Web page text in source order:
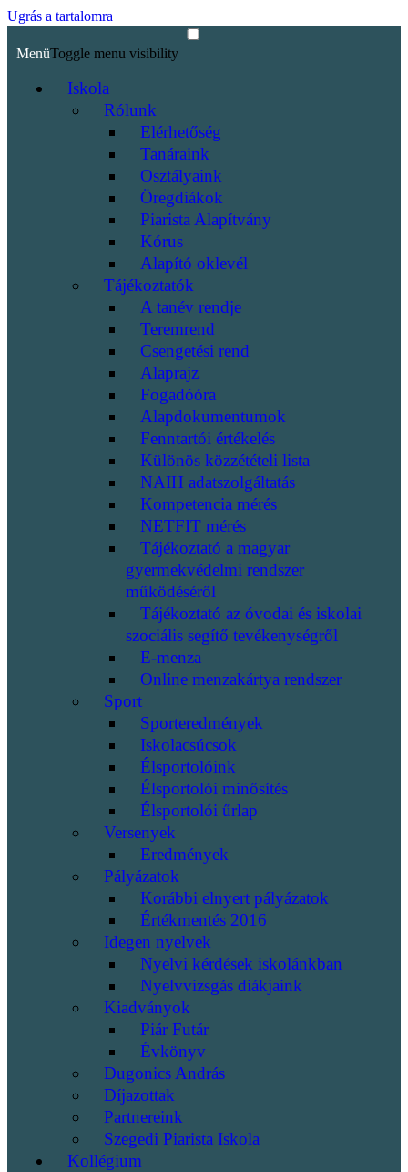
Ugrás a tartalomra
MenüToggle menu visibility
Iskola
Rólunk
Elérhetőség
Tanáraink
Osztályaink
Öregdiákok
Piarista Alapítvány
Kórus
Alapító oklevél
Tájékoztatók
A tanév rendje
Teremrend
Csengetési rend
Alaprajz
Fogadóóra
Alapdokumentumok
Fenntartói értékelés
Különös közzétételi lista
NAIH adatszolgáltatás
Kompetencia mérés
NETFIT mérés
Tájékoztató a magyar
gyermekvédelmi rendszer
működéséről
Tájékoztató az óvodai és iskolai
szociális segítő tevékenységről
E-menza
Online menzakártya rendszer
Sport
Sporteredmények
Iskolacsúcsok
Élsportolóink
Élsportolói minősítés
Élsportolói űrlap
Versenyek
Eredmények
Pályázatok
Korábbi elnyert pályázatok
Értékmentés 2016
Idegen nyelvek
Nyelvi kérdések iskolánkban
Nyelvvizsgás diákjaink
Kiadványok
Piár Futár
Évkönyv
Dugonics András
Díjazottak
Partnereink
Szegedi Piarista Iskola
Kollégium